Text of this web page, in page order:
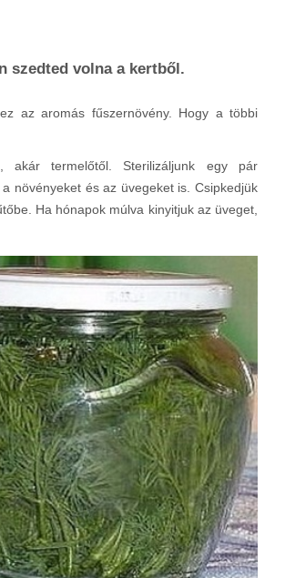
szedted volna a kertből.
az aromás fűszernövény. Hogy a többi
akár termelőtől. Sterilizáljunk egy pár
növényeket és az üvegeket is. Csipkedjük
Ha hónapok múlva kinyitjuk az üveget,